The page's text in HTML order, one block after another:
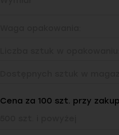
Cena za 100 szt. przy